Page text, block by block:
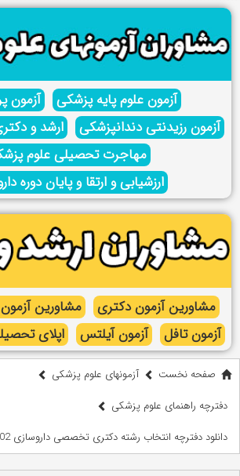
آزمون علوم پایه پزشکی
آزمون
آزمون رزیدنتی دندانپزشکی
ارشد و
مهاجرت تحصیلی علوم
ارزشیابی و ارتقا و پایان دوره
مشاورین آزمون دکتری
مشاورین
آزمون تافل
آزمون آیلتس اپلای
صفحه نخست
آزمونهای علوم پزشکی
دفترچه راهنمای علوم پزشکی
دانلود دفترچه انتخاب رشته دکتری تخصصی داروسازی 1402